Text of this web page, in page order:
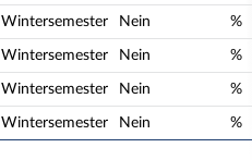
Wintersemester Nein %
Wintersemester Nein %
Wintersemester Nein %
Wintersemester Nein %